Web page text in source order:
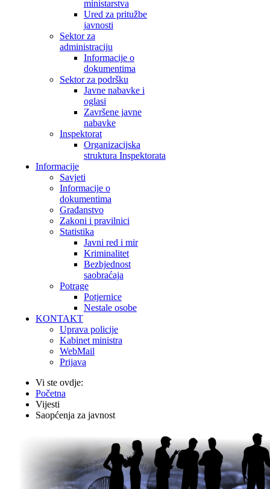
ministarstva
Ured za pritužbe
javnosti
Sektor za
administraciju
Informacije o
dokumentima
Sektor za podršku
Javne nabavke i
oglasi
Završene javne
nabavke
Inspektorat
Organizacijska
struktura Inspektorata
Informacije
Savjeti
Informacije o
dokumentima
Građanstvo
Zakoni i pravilnici
Statistika
Javni red i mir
Kriminalitet
Bezbjednost
saobraćaja
Potrage
Potjernice
Nestale osobe
KONTAKT
Uprava policije
Kabinet ministra
WebMail
Prijava
Vi ste ovdje:
Početna
Vijesti
Saopćenja za javnost